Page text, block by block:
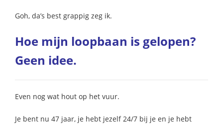
Goh, da’s best grappig zeg ik.
Hoe mijn loopbaan is gelopen?
Geen idee.
Even nog wat hout op het vuur.
Je bent nu 47 jaar, je hebt jezelf 24/7 bij je en je hebt